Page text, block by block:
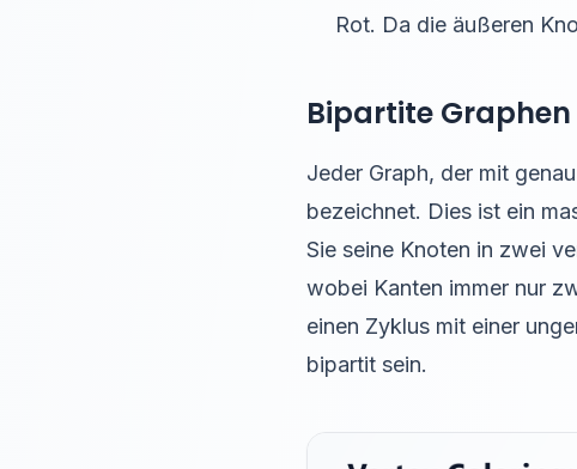
Rot. Da die äußeren
Bipartite Graphen
Jeder Graph, der mit genau
bezeichnet. Dies ist ein
Sie seine Knoten in zwei
wobei Kanten immer nur
einen Zyklus mit einer
bipartit sein.